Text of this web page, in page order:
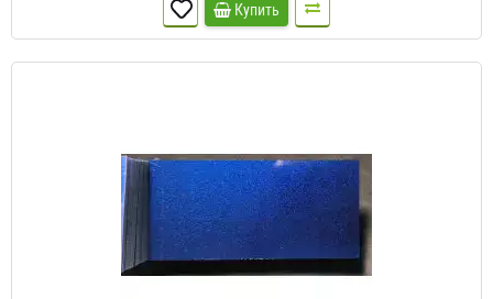
Купить